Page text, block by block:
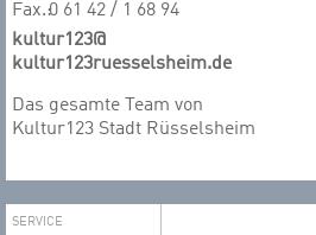
Fax.:0 61 42 / 1 68 94
kultur123@
kultur123ruesselsheim.de
Das gesamte T​​​​​​​eam von
Kultur123 Stadt Rüsselsheim
SERVICE